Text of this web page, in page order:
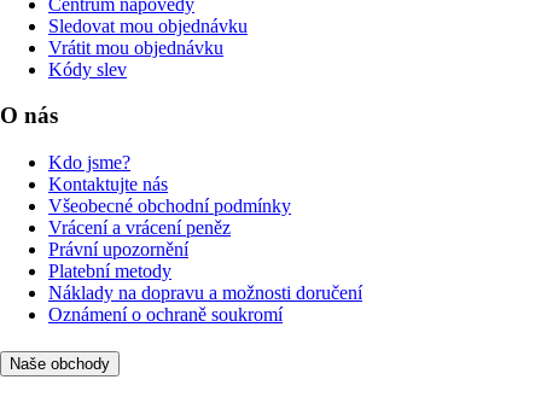
Sledovat mou objednávku
Vrátit mou objednávku
Kódy slev
O nás
Kdo jsme?
Kontaktujte nás
Všeobecné obchodní podmínky
Vrácení a vrácení peněz
Právní upozornění
Platební metody
Náklady na dopravu a možnosti doručení
Oznámení o ochraně soukromí
Naše obchody